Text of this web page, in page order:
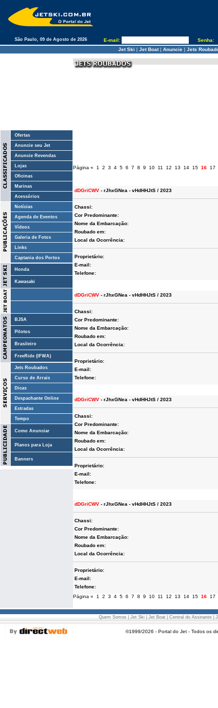
São Paulo, 09 de Agosto de 2026 E-mail:
Senha:
Jet Ski | Jet Boat| Anuncie| Jets
Ofertas
Anuncie seu Jet
Anuncie Revendas
Lojas
Oficinas
Marinas
Acessórios
Notícias
Agenda de Eventos
Vídeos
Galeria de Fotos
Links
Captania dos Portos
Honda
Kawasaki
BJSA
Pilotos
Brasileiro
FreeRide (IFWA)
Jets Roubados
Curso de Arrais
Dicas
Despachante Online
Estradas
Tempo
Como Anunciar
Planos para Loja
Banners
Página « 1 2 3 4 5 6 7 8 9 10 11 12 13 14 15 16 17
dDGriCWV - rJhxGNea - vHdHHJtS / 2023
Chassi:
Cor Predominante:
Nome da Embarcação:
Roubado em:
Local da Ocorrência:
Proprietário:
E-mail:
Telefone:
dDGriCWV - rJhxGNea - vHdHHJtS / 2023
Chassi:
Cor Predominante:
Nome da Embarcação:
Roubado em:
Local da Ocorrência:
Proprietário:
E-mail:
Telefone:
dDGriCWV - rJhxGNea - vHdHHJtS / 2023
Chassi:
Cor Predominante:
Nome da Embarcação:
Roubado em:
Local da Ocorrência:
Proprietário:
E-mail:
Telefone:
dDGriCWV - rJhxGNea - vHdHHJtS / 2023
Chassi:
Cor Predominante:
Nome da Embarcação:
Roubado em:
Local da Ocorrência:
Proprietário:
E-mail:
Telefone:
Página « 1 2 3 4 5 6 7 8 9 10 11 12 13 14 15 16 17
Quem Somos Jet Ski Jet Boat Central do Assinante
©1999/2026 - Portal do Jet - Todos os